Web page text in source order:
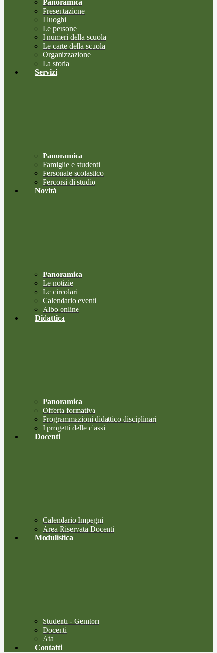
Panoramica
Presentazione
I luoghi
Le persone
I numeri della scuola
Le carte della scuola
Organizzazione
La storia
Servizi
Panoramica
Famiglie e studenti
Personale scolastico
Percorsi di studio
Novità
Panoramica
Le notizie
Le circolari
Calendario eventi
Albo online
Didattica
Panoramica
Offerta formativa
Programmazioni didattico disciplinari
I progetti delle classi
Docenti
Calendario Impegni
Area Riservata Docenti
Modulistica
Studenti - Genitori
Docenti
Ata
Contatti